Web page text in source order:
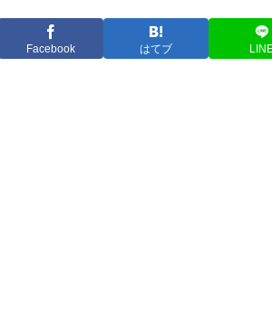
」→「日本
＝韓国の反
に世界が
よに見える
【VTuber】Google
発表会」出演者発表
Facebook はてブ